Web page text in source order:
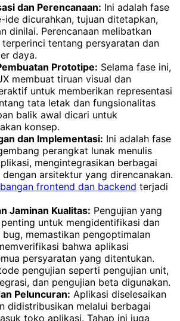
dan Perencanaan: Ini adalah fase
ide dicurahkan, tujuan ditetapkan,
dinilai. Perencanaan melibatkan
tentang persyaratan dan
daya.
Prototipe: Selama fase ini,
membuat tiruan visual dan
untuk memberikan representasi
tata letak dan fungsionalitas
balik awal dicari untuk
konsep.
dan Implementasi: Ini adalah fase
perangkat lunak menulis
mengintegrasikan berbagai
arsitektur yang direncanakan.
frontend dan backend terjadi
Jaminan Kualitas: Pengujian yang
untuk mengidentifikasi dan
memastikan pengoptimalan
bahwa aplikasi
persyaratan yang ditentukan.
pengujian seperti pengujian unit,
dan pengujian beta digunakan.
Peluncuran: Aplikasi diselesaikan
didistribusikan melalui berbagai
toko aplikasi. Tahap ini juga